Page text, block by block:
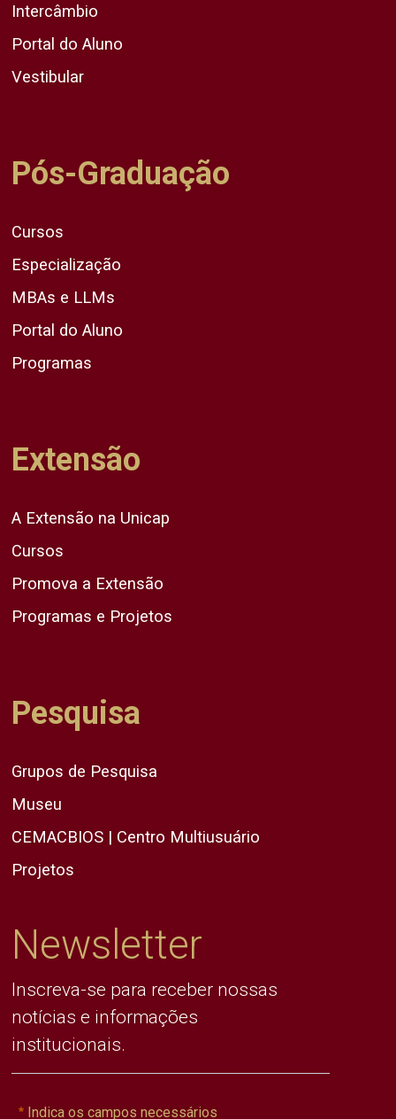
Intercâmbio
Portal do Aluno
Vestibular
Pós-Graduação
Cursos
Especialização
MBAs e LLMs
Portal do Aluno
Programas
Extensão
A Extensão na Unicap
Cursos
Promova a Extensão
Programas e Projetos
Pesquisa
Grupos de Pesquisa
Museu
CEMACBIOS | Centro Multiusuário
Projetos
Newsletter
Inscreva-se para receber nossas
notícias e informações
institucionais.
Indica os campos necessários